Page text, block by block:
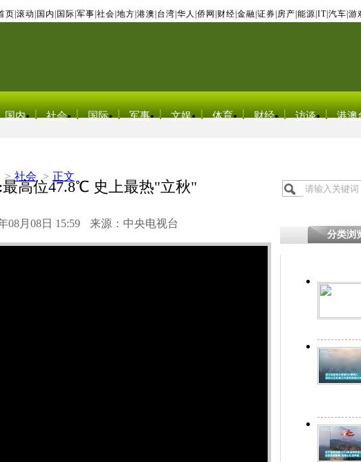
页 滚动 国内 国际 军事 社会 地方 港澳 台湾 华人 侨网 财经 金融 证券 房产 能源 IT| 汽车 游
国内 社会 国际 军事 文娱 体育 财经 访谈 港澳
> 社会 > 正文
高位47.8℃ 史上最热"立秋"
08月08日 15:59 来源：中央电视台
分类浏